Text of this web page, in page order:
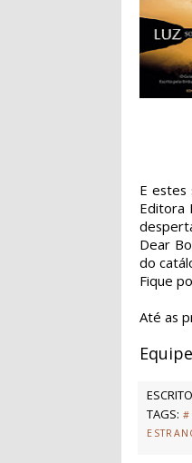
E estes
Editora
Dear
do
Fique
Até as
TAGS: #